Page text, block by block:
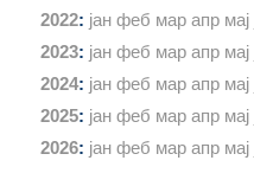
2022: јан феб мар апр мај
2023: јан феб мар апр мај
2024: јан феб мар апр мај
2025: јан феб мар апр мај
2026: јан феб мар апр мај